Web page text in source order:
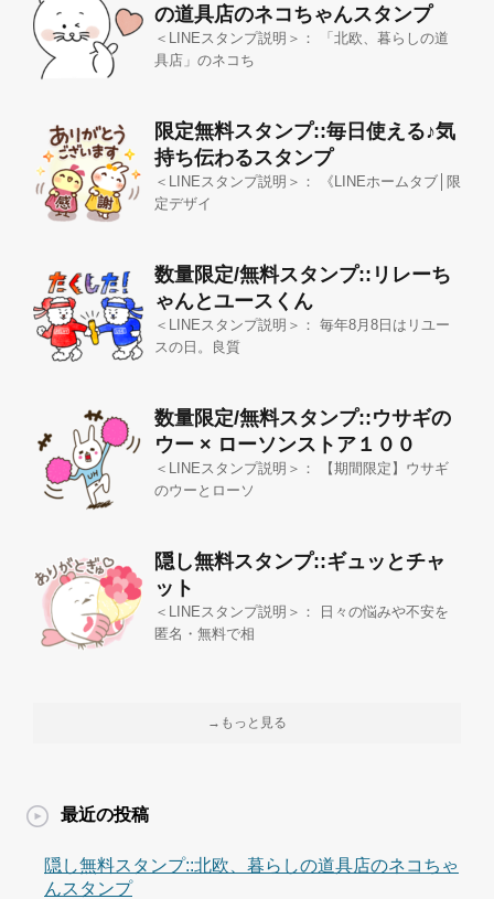
の道具店のネコちゃんスタンプ
＜LINEスタンプ説明＞： 「北欧、暮らしの道
具店」のネコち
限定無料スタンプ::毎日使える♪気
持ち伝わるスタンプ
＜LINEスタンプ説明＞： 《LINEホームタブ│限
定デザイ
数量限定/無料スタンプ::リレーち
ゃんとユースくん
＜LINEスタンプ説明＞： 毎年8月8日はリユー
スの日。良質
数量限定/無料スタンプ::ウサギの
ウー × ローソンストア１００
＜LINEスタンプ説明＞： 【期間限定】ウサギ
のウーとローソ
隠し無料スタンプ::ギュッとチャ
ット
＜LINEスタンプ説明＞： 日々の悩みや不安を
匿名・無料で相
→もっと見る
最近の投稿
隠し無料スタンプ::北欧、暮らしの道具店のネコちゃ
んスタンプ